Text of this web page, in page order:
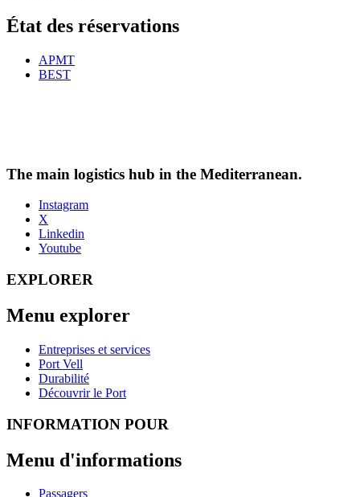
État des réservations
APMT
BEST
The main logistics hub in the Mediterranean.
Instagram
X
Linkedin
Youtube
EXPLORER
Menu explorer
Entreprises et services
Port Vell
Durabilité
Découvrir le Port
INFORMATION POUR
Menu d'informations
Passagers